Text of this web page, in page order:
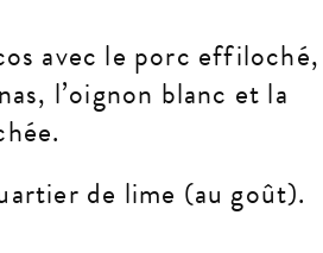
avec le porc effiloché,
l’oignon blanc et la
de lime (au goût).